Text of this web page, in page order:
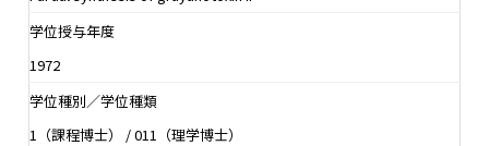
学位授与年度
1972
学位種別／学位種類
1（課程博士） / 011（理学博士）